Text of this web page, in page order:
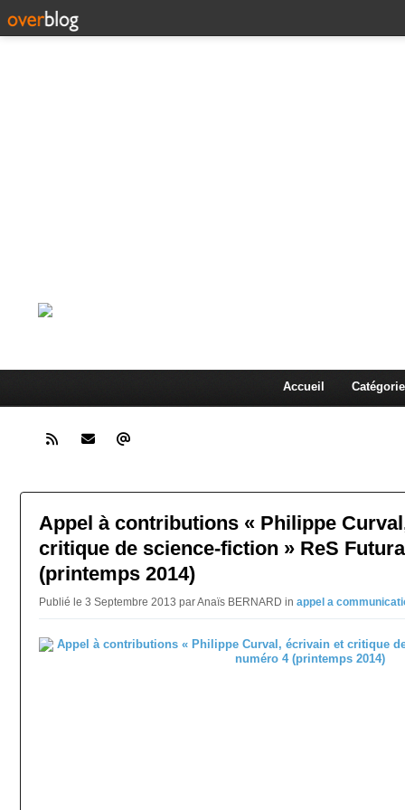
Accueil
Appel à contributions « Philippe
critique de science-fiction » ReS
(printemps 2014)
Publié le 3 Septembre 2013 par Anaïs BERNARD in appel a